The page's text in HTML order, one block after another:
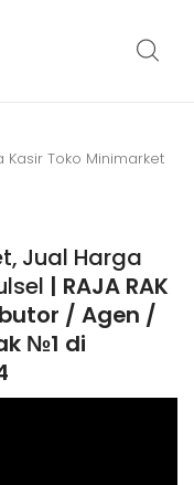
Kasir Toko Minimarket
Jual Harga
| RAJA RAK
/ Agen /
№1 di